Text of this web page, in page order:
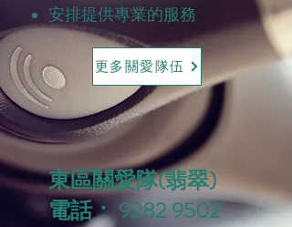
安排提供專業的服務
更多關愛隊伍
東區關愛隊(翡翠)
電話： 9282 9502